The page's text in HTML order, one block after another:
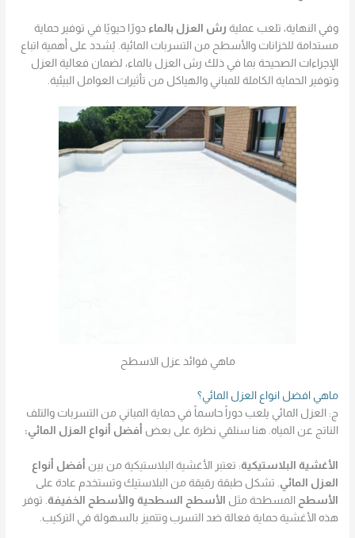
وفي النهاية، تلعب عملية رش العزل بالماء دورًا حيويًا في توفير حماية
مستدامة للخزانات والأسطح من التسربات المائية. يُشدد على أهمية اتباع
الإجراءات الصحيحة بما في ذلك رش العزل بالماء، لضمان فعالية العزل
وتوفير الحماية الكاملة للمباني والهياكل من تأثيرات العوامل البيئية.
ماهي فوائد عزل الاسطح
ماهي افضل انواع العزل المائي؟
ج: العزل المائي يلعب دوراً حاسماً في حماية المباني من التسربات والتلف
الناتج عن المياه. هنا سنلقي نظرة على بعض أفضل أنواع العزل المائي:
الأغشية البلاستيكية: تعتبر الأغشية البلاستيكية من بين أفضل أنواع
العزل المائي . تشكل طبقة رقيقة من البلاستيك وتستخدم عادة على
الأسطح
المسطحة مثل الأسطح السطحية والأسطح الخفيفة . توفر
هذه الأغشية حماية فعالة ضد التسرب وتتميز بالسهولة في التركيب.